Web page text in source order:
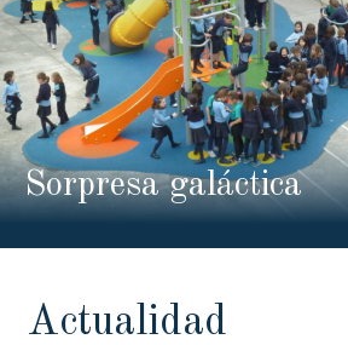
Sorpresa galáctica
Actualidad